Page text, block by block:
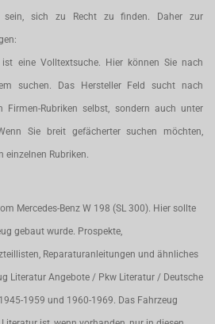
sein, sich zu Recht zu finden. Daher zur
eine Volltextsuche. Hier können Sie nach
suchen. Das Hersteller Feld sucht nach
Firmen-Rubriken selbst, sondern auch unter
Sie breit gefächerter suchen möchten,
einzelnen Rubriken.
Mercedes-Benz W 198 (SL 300). Hier sollte
gebaut wurde. Prospekte,
Reparaturanleitungen und ähnliches
Literatur Angebote / Pkw Literatur / Deutsche
1959 und 1960-1969. Das Fahrzeug